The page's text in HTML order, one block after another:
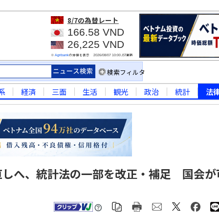
8/7の為替レート
166.58 VND
26,225 VND
※ Agribankの仲値を表示 2026/08/07 10:00JST更新
検索フィルタ
経済 三面 生活 観光 政治 統計 法
へ、統計法の一部を改正・補足 国会が